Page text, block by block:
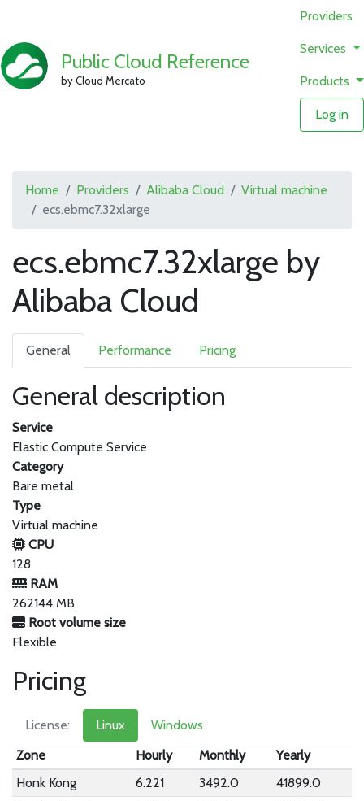
Public Cloud Reference
by Cloud Mercato
Providers
Services
Products
Log in
Home Providers Alibaba Cloud
Virtual machine
ecs.ebmc7.32xlarge
ecs.ebmc7.32xlarge by
Alibaba Cloud
General Performance Pricing
General description
Service
Elastic Compute Service
Category
Bare metal
Type
Virtual machine
CPU
128
RAM
262144 MB
Root volume size
Flexible
Pricing
License: Linux
Windows
Zone
Hourly Monthly
Yearly
Honk Kong
6.221 3492.0
41899.0